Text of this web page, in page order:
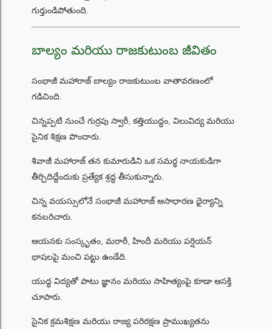
గుర్తుండిపోతుంది.
బాల్యం మరియు రాజకుటుంబ జీవితం
సంభాజీ మహారాజ్ బాల్యం రాజకుటుంబ వాతావరణంలో
గడిచింది.
చిన్నప్పటి నుంచే గుర్రపు స్వారీ, కత్తియుద్ధం, విలువిద్య మరియు
సైనిక శిక్షణ పొందారు.
శివాజీ మహారాజ్ తన కుమారుడిని ఒక సమర్థ నాయకుడిగా
తీర్చిదిద్దేందుకు ప్రత్యేక శ్రద్ధ తీసుకున్నారు.
చిన్న వయస్సులోనే సంభాజీ మహారాజ్ అసాధారణ ధైర్యాన్ని
కనబరిచారు.
ఆయనకు సంస్కృతం, మరాఠీ, హిందీ మరియు పర్షియన్
భాషలపై మంచి పట్టు ఉండేది.
యుద్ధ విద్యతో పాటు జ్ఞానం మరియు సాహిత్యంపై కూడా ఆసక్తి
చూపారు.
సైనిక క్రమశిక్షణ మరియు రాజ్య పరిరక్షణ ప్రాముఖ్యతను